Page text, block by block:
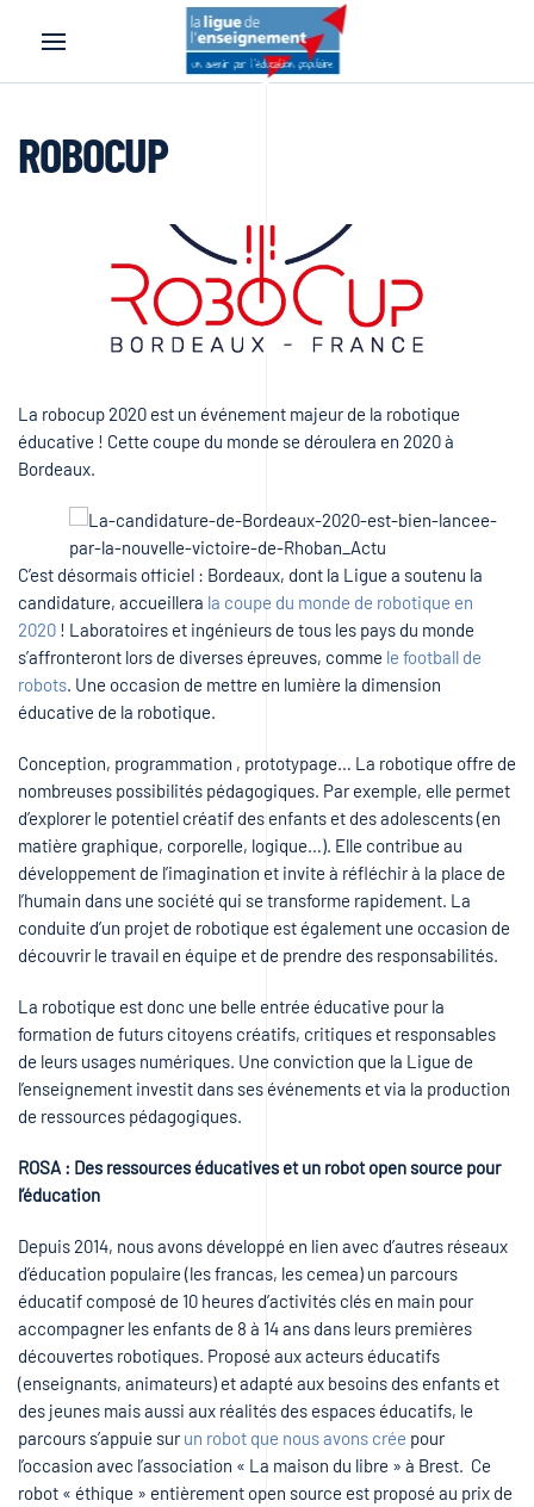
Accéder au contenu principal
ROBOCUP
La robocup 2020 est un événement majeur de la robotique
éducative ! Cette coupe du monde se déroulera en 2020 à
Bordeaux.
C’est désormais officiel : Bordeaux, dont la Ligue a soutenu la
candidature, accueillera la coupe du monde de robotique en
2020 ! Laboratoires et ingénieurs de tous les pays du monde
s’affronteront lors de diverses épreuves, comme le football de
robots. Une occasion de mettre en lumière la dimension
éducative de la robotique.
Conception, programmation , prototypage… La robotique offre de
nombreuses possibilités pédagogiques. Par exemple, elle permet
d’explorer le potentiel créatif des enfants et des adolescents (en
matière graphique, corporelle, logique…). Elle contribue au
développement de l’imagination et invite à réfléchir à la place de
l’humain dans une société qui se transforme rapidement. La
conduite d’un projet de robotique est également une occasion de
découvrir le travail en équipe et de prendre des responsabilités.
La robotique est donc une belle entrée éducative pour la
formation de futurs citoyens créatifs, critiques et responsables
de leurs usages numériques. Une conviction que la Ligue de
l’enseignement investit dans ses événements et via la production
de ressources pédagogiques.
ROSA : Des ressources éducatives et un robot open source pour
l’éducation
Depuis 2014, nous avons développé en lien avec d’autres réseaux
d’éducation populaire (les francas, les cemea) un parcours
éducatif composé de 10 heures d’activités clés en main pour
accompagner les enfants de 8 à 14 ans dans leurs premières
découvertes robotiques. Proposé aux acteurs éducatifs
(enseignants, animateurs) et adapté aux besoins des enfants et
des jeunes mais aussi aux réalités des espaces éducatifs, le
parcours s’appuie surun robot que nous avons crée pour
l’occasion avec l’association « La maison du libre » à Brest. Ce
robot « éthique » entièrement open source est proposé au prix de